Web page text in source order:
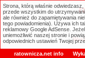
ratownicza.net info
Strona, którą właśnie
przede wszystkim do
ale również do zapamiętywania
tego powiadomienia). Używa ich
reklamowy Google AdSense.
uniemożliwić naszej stronie i
odpowiednich ustawień Twojej